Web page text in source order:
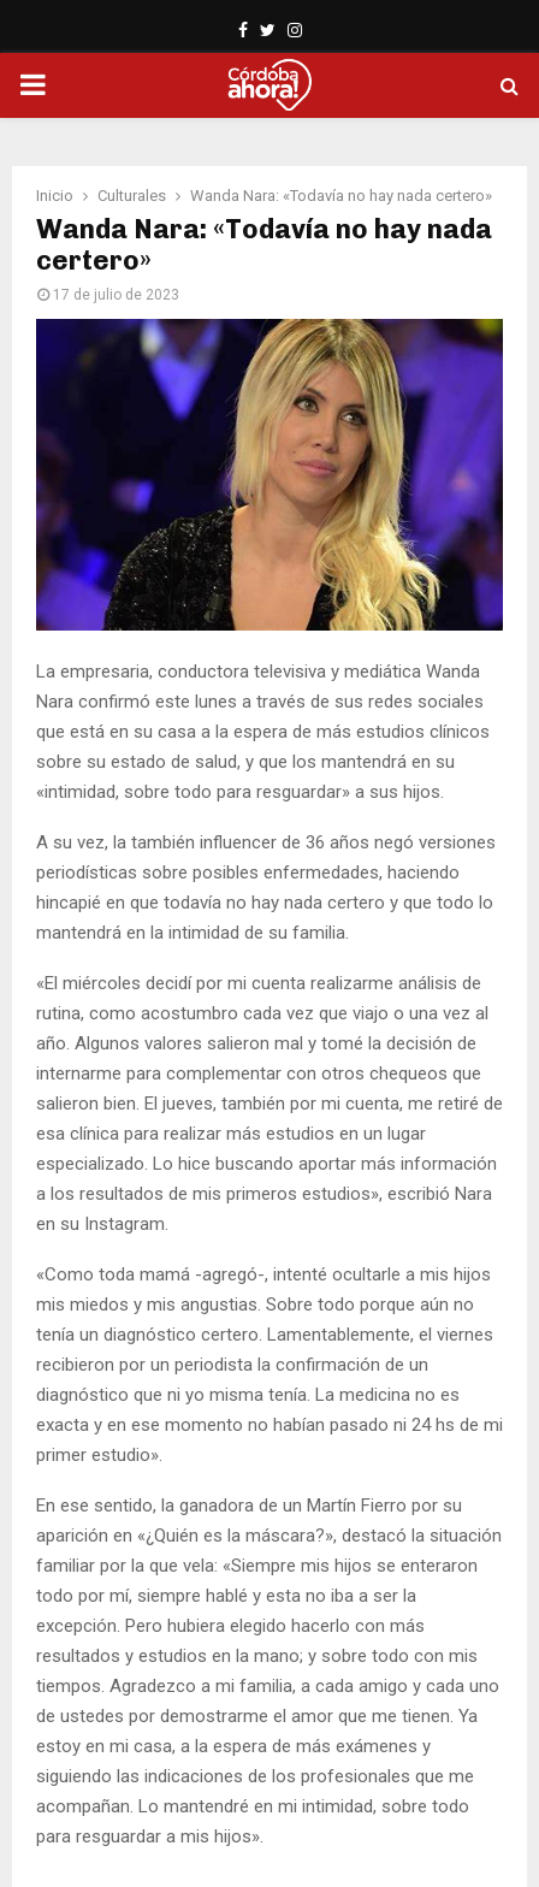
Facebook
TwitterInstagram
PRIMARY
Inicio Culturales Wanda Nara: «Todavía no hay nada certero»
Wanda Nara: «Todavía no hay nada
certero»
17 de julio de 2023
La empresaria, conductora televisiva y mediática Wanda
Nara confirmó este lunes a través de sus redes sociales
que está en su casa a la espera de más estudios clínicos
sobre su estado de salud, y que los mantendrá en su
«intimidad, sobre todo para resguardar» a sus hijos.
A su vez, la también influencer de 36 años negó versiones
periodísticas sobre posibles enfermedades, haciendo
hincapié en que todavía no hay nada certero y que todo lo
mantendrá en la intimidad de su familia.
«El miércoles decidí por mi cuenta realizarme análisis de
rutina, como acostumbro cada vez que viajo o una vez al
año. Algunos valores salieron mal y tomé la decisión de
internarme para complementar con otros chequeos que
salieron bien. El jueves, también por mi cuenta, me retiré de
esa clínica para realizar más estudios en un lugar
especializado. Lo hice buscando aportar más información
a los resultados de mis primeros estudios», escribió Nara
en su Instagram.
«Como toda mamá -agregó-, intenté ocultarle a mis hijos
mis miedos y mis angustias. Sobre todo porque aún no
tenía un diagnóstico certero. Lamentablemente, el viernes
recibieron por un periodista la confirmación de un
diagnóstico que ni yo misma tenía. La medicina no es
exacta y en ese momento no habían pasado ni 24 hs de mi
primer estudio».
En ese sentido, la ganadora de un Martín Fierro por su
aparición en «¿Quién es la máscara?», destacó la situación
familiar por la que vela: «Siempre mis hijos se enteraron
todo por mí, siempre hablé y esta no iba a ser la
excepción. Pero hubiera elegido hacerlo con más
resultados y estudios en la mano; y sobre todo con mis
tiempos. Agradezco a mi familia, a cada amigo y cada uno
de ustedes por demostrarme el amor que me tienen. Ya
estoy en mi casa, a la espera de más exámenes y
siguiendo las indicaciones de los profesionales que me
acompañan. Lo mantendré en mi intimidad, sobre todo
para resguardar a mis hijos».